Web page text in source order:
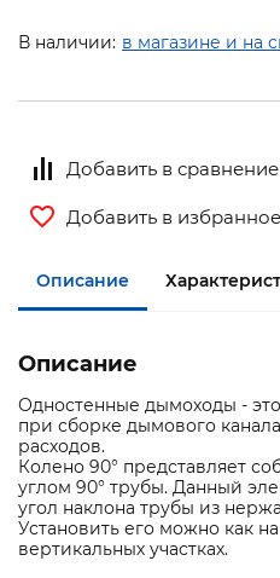
В наличии: в магазине и на
Добавить в сравнение
Добавить в избранное
Описание
Описание
Одностенные дымоходы -
при сборке дымового
расходов.
Колено 90° представляет
углом 90° трубы. Данный
угол наклона трубы из
Установить его можно как
вертикальных участках.